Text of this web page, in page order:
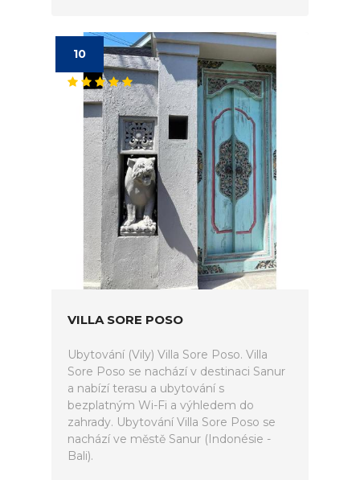
10
VILLA SORE POSO
Ubytování (Vily) Villa Sore Poso. Villa
Sore Poso se nachází v destinaci Sanur
a nabízí terasu a ubytování s
bezplatným Wi-Fi a výhledem do
zahrady. Ubytování Villa Sore Poso se
nachází ve městě Sanur (Indonésie -
Bali).